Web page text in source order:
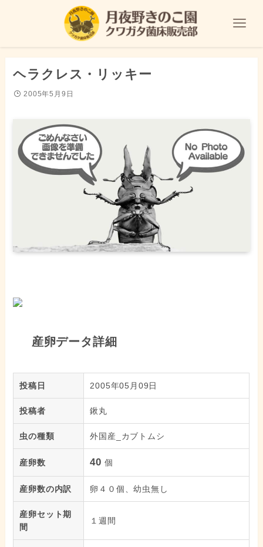
ヘラクレス・リッキー
2005年5月9日
産卵データ詳細
投稿日 2005年05月09日
投稿者 鍬丸
虫の種類 外国産_カブトムシ
産卵数 40 個
産卵数の内訳 卵４０個、幼虫無し
産卵セット期
間
１週間